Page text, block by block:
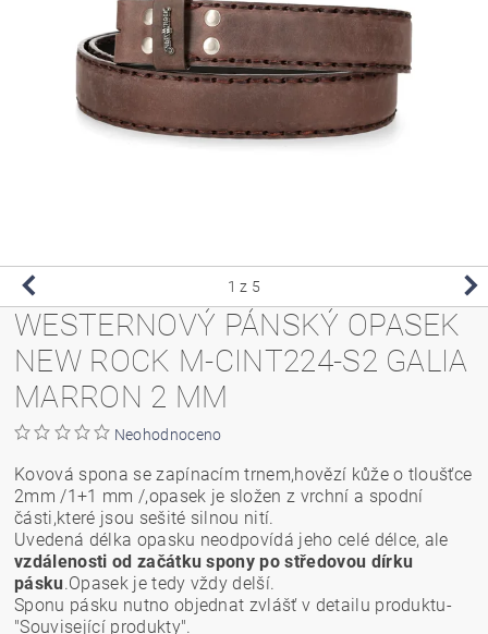
1 z 5
WESTERNOVÝ PÁNSKÝ OPASEK
NEW ROCK M-CINT224-S2 GALIA
MARRON 2 MM
Neohodnoceno
Kovová spona se zapínacím trnem,hovězí kůže o tloušťce
2mm /1+1 mm /,opasek je složen z vrchní a spodní
části,které jsou sešité silnou nití.
Uvedená délka opasku neodpovídá jeho celé délce, ale
vzdálenosti od začátku spony po středovou dírku
pásku.Opasek je tedy vždy delší.
Sponu pásku nutno objednat zvlášť v detailu produktu-
"Související produkty".